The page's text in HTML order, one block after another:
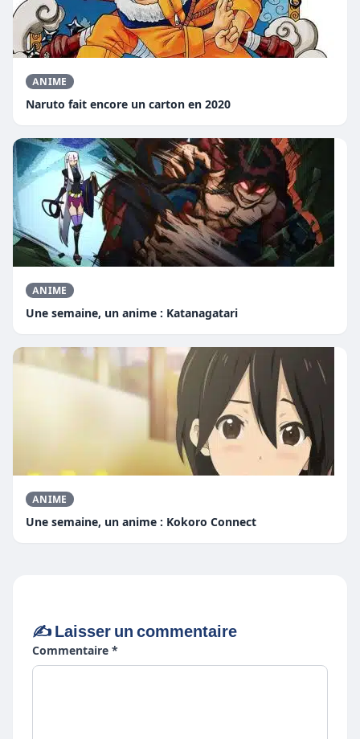
ANIME
Naruto fait encore un carton en 2020
ANIME
Une semaine, un anime : Katanagatari
ANIME
Une semaine, un anime : Kokoro Connect
✍️ Laisser un commentaire
Commentaire *